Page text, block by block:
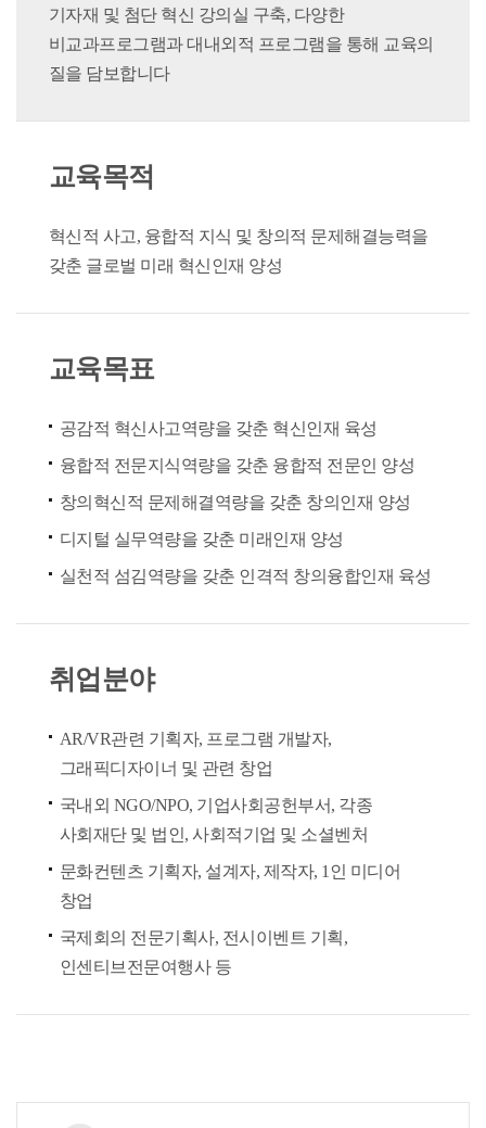
기자재 및 첨단 혁신 강의실 구축, 다양한
비교과프로그램과 대내외적 프로그램을 통해 교육의
질을 담보합니다
교육목적
혁신적 사고, 융합적 지식 및 창의적 문제해결능력을
갖춘 글로벌 미래 혁신인재 양성
교육목표
공감적 혁신사고역량을 갖춘 혁신인재 육성
융합적 전문지식역량을 갖춘 융합적 전문인 양성
창의혁신적 문제해결역량을 갖춘 창의인재 양성
디지털 실무역량을 갖춘 미래인재 양성
실천적 섬김역량을 갖춘 인격적 창의융합인재 육성
취업분야
AR/VR관련 기획자, 프로그램 개발자,
그래픽디자이너 및 관련 창업
국내외 NGO/NPO, 기업사회공헌부서, 각종
사회재단 및 법인, 사회적기업 및 소셜벤처
문화컨텐츠 기획자, 설계자, 제작자, 1인 미디어
창업
국제회의 전문기획사, 전시이벤트 기획,
인센티브전문여행사 등